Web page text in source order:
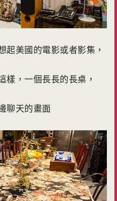
起美國的電影或者影集，
樣，一個長長的長桌，
聊天的畫面